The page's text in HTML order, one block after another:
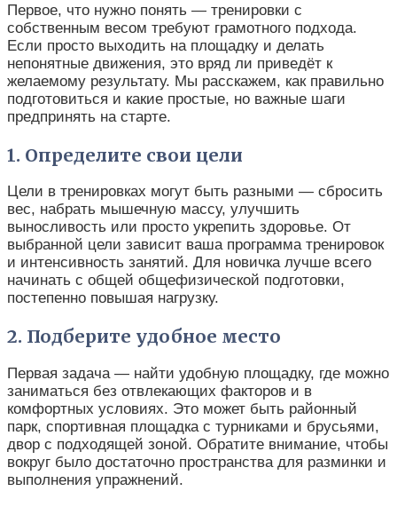
Первое, что нужно понять — тренировки с
собственным весом требуют грамотного подхода.
Если просто выходить на площадку и делать
непонятные движения, это вряд ли приведёт к
желаемому результату. Мы расскажем, как правильно
подготовиться и какие простые, но важные шаги
предпринять на старте.
1. Определите свои цели
Цели в тренировках могут быть разными — сбросить
вес, набрать мышечную массу, улучшить
выносливость или просто укрепить здоровье. От
выбранной цели зависит ваша программа тренировок
и интенсивность занятий. Для новичка лучше всего
начинать с общей общефизической подготовки,
постепенно повышая нагрузку.
2. Подберите удобное место
Первая задача — найти удобную площадку, где можно
заниматься без отвлекающих факторов и в
комфортных условиях. Это может быть районный
парк, спортивная площадка с турниками и брусьями,
двор с подходящей зоной. Обратите внимание, чтобы
вокруг было достаточно пространства для разминки и
выполнения упражнений.